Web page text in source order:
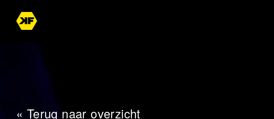
« Terug naar overzicht